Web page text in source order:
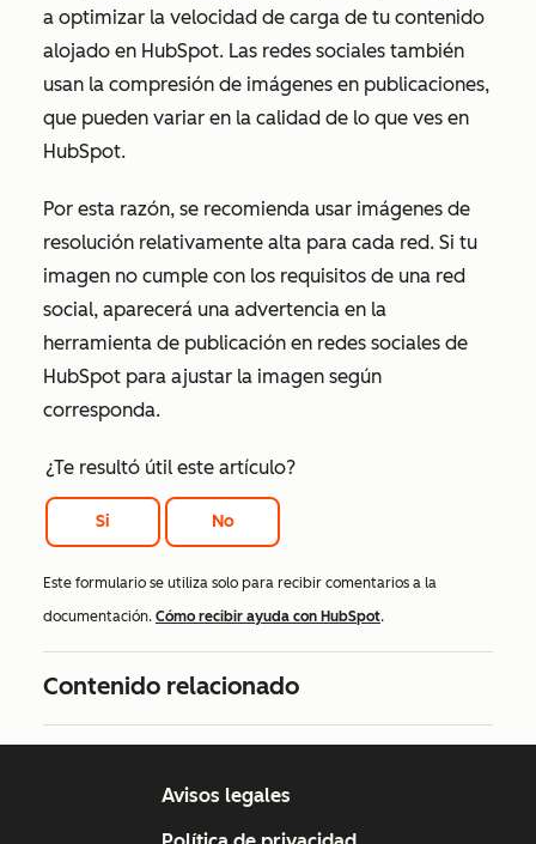
a optimizar la velocidad de carga de tu contenido
alojado en HubSpot. Las redes sociales también
usan la compresión de imágenes en publicaciones,
que pueden variar en la calidad de lo que ves en
HubSpot.
Por esta razón, se recomienda usar imágenes de
resolución relativamente alta para cada red. Si tu
imagen no cumple con los requisitos de una red
social, aparecerá una advertencia en la
herramienta de publicación en redes sociales de
HubSpot para ajustar la imagen según
corresponda.
¿Te resultó útil este artículo?
Si No
Este formulario se utiliza solo para recibir comentarios a la
documentación. Cómo recibir ayuda con HubSpot.
Contenido relacionado
Avisos legales